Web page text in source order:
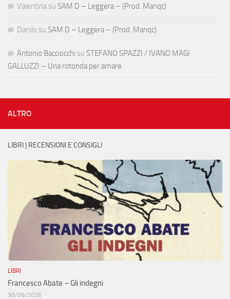
Valentina su SAM D – Leggera – (Prod. Manqc)
Danilo su SAM D – Leggera – (Prod. Manqc)
Antonio Bacciocchi su STEFANO SPAZZI / IVANO MAGI
GALLUZZI – Una rotonda per amare
ALTRO
LIBRI | RECENSIONI E CONSIGLI
LIBRI
Francesco Abate – Gli indegni
30/06/2026